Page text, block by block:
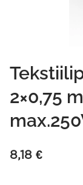
2×0,75
8,18 €